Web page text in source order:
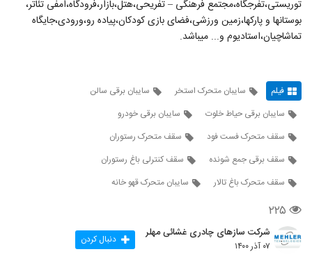
توریستی،تفرجگاه،مجتمع فرهنگی – تفریحی،هتل،بازار،فرودگاه،امفی تئاتر،
بوستانها و پارکها،زمین ورزشی،فضای بازی کودکان،پیاده رو،ورودی،جایگاه
تماشاچیان،استادیوم و... میباشد.
فیلم سایبان متحرک استخر
سایبان برقی سالن
سایبان برقی حیاط خلوت
سایبان برقی خودرو
سقف متحرک فست فود
سقف متحرک رستوران
سقف برقی جمع شونده
سقف کنترلی باغ رستوران
سقف متحرک باغ تالار
سایبان متحرک قهو خانه
۲۲۵
شرکت سازهای چادری غشائی مهلر
۰۷ آذر ۱۴۰۰ دنبال کردن